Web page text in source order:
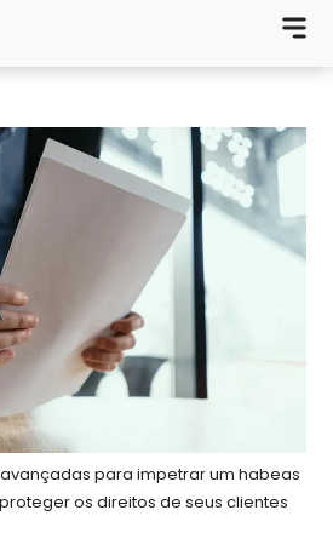
para impetrar um habeas
os direitos de seus clientes